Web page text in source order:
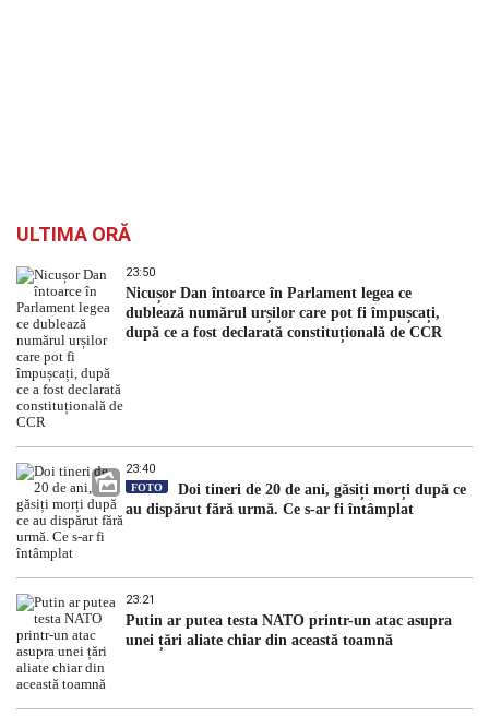
ULTIMA ORĂ
23:50
Nicușor Dan întoarce în Parlament legea ce
dublează numărul urșilor care pot fi împușcați,
după ce a fost declarată constituțională de CCR
23:40
FOTO
Doi tineri de 20 de ani, găsiți morți după ce
au dispărut fără urmă. Ce s-ar fi întâmplat
23:21
Putin ar putea testa NATO printr-un atac asupra
unei țări aliate chiar din această toamnă